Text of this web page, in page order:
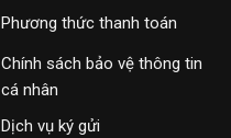
Phương thức thanh toán
Chính sách bảo vệ thông tin
cá nhân
Dịch vụ ký gửi